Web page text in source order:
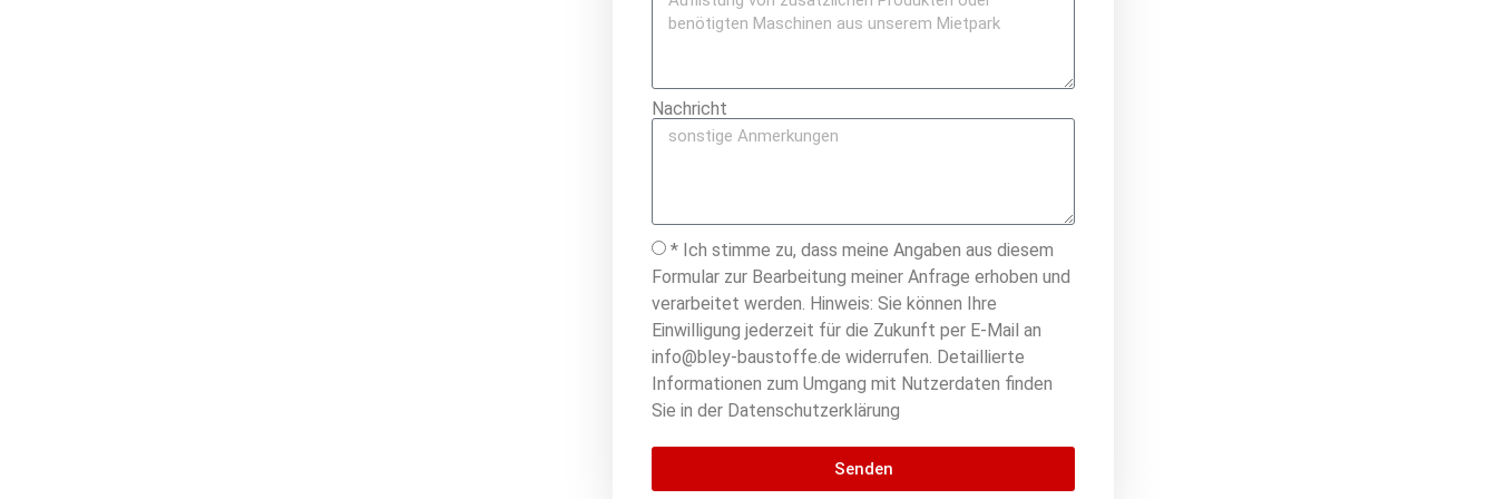
Nachricht
* Ich stimme zu, dass meine Angaben aus diesem
Formular zur Bearbeitung meiner Anfrage erhoben und
verarbeitet werden. Hinweis: Sie können Ihre
Einwilligung jederzeit für die Zukunft per E-Mail an
info@bley-baustoffe.de widerrufen. Detaillierte
Informationen zum Umgang mit Nutzerdaten finden
Sie in der Datenschutzerklärung
Senden